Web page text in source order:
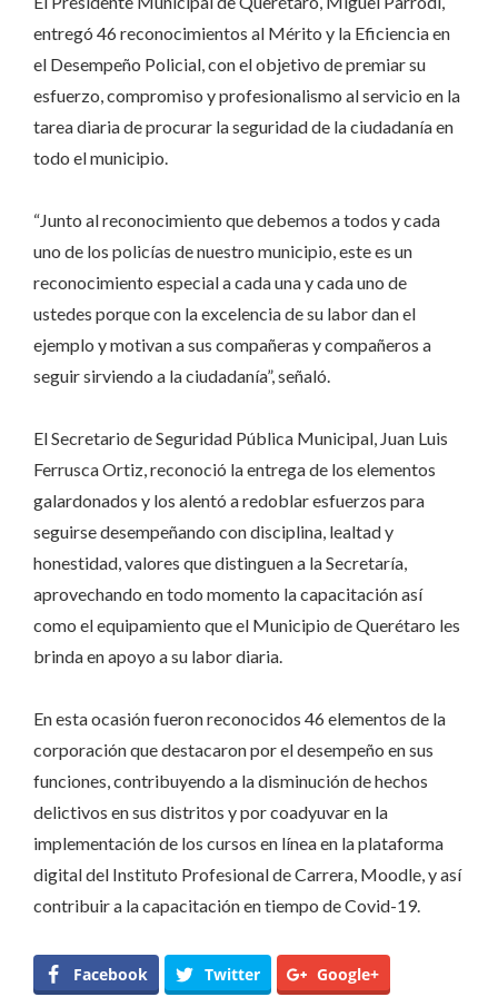
entregó 46 reconocimientos al Mérito y la Eficiencia en
el Desempeño Policial, con el objetivo de premiar su
esfuerzo, compromiso y profesionalismo al servicio en la
tarea diaria de procurar la seguridad de la ciudadanía en
todo el municipio.
“Junto al reconocimiento que debemos a todos y cada
uno de los policías de nuestro municipio, este es un
reconocimiento especial a cada una y cada uno de
ustedes porque con la excelencia de su labor dan el
ejemplo y motivan a sus compañeras y compañeros a
seguir sirviendo a la ciudadanía”, señaló.
El Secretario de Seguridad Pública Municipal, Juan Luis
Ferrusca Ortiz, reconoció la entrega de los elementos
galardonados y los alentó a redoblar esfuerzos para
seguirse desempeñando con disciplina, lealtad y
honestidad, valores que distinguen a la Secretaría,
aprovechando en todo momento la capacitación así
como el equipamiento que el Municipio de Querétaro les
brinda en apoyo a su labor diaria.
En esta ocasión fueron reconocidos 46 elementos de la
corporación que destacaron por el desempeño en sus
funciones, contribuyendo a la disminución de hechos
delictivos en sus distritos y por coadyuvar en la
implementación de los cursos en línea en la plataforma
digital del Instituto Profesional de Carrera, Moodle, y así
contribuir a la capacitación en tiempo de Covid-19.
Facebook Twitter Google+